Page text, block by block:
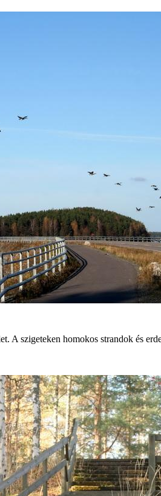
A szigeteken homokos strandok és